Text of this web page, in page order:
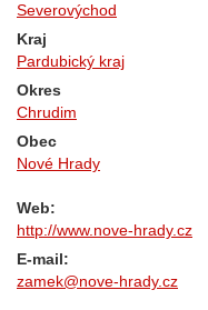
Severovýchod
Kraj
Pardubický kraj
Okres
Chrudim
Obec
Nové Hrady
Web:
http://www.nove-hrady.cz
E-mail:
zamek@nove-hrady.cz